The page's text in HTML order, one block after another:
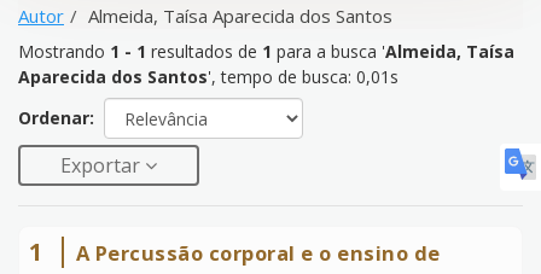
Autor Almeida, Taísa Aparecida dos Santos
Mostrando 1 - 1 resultados de 1 para a busca 'Almeida, Taísa
Aparecida dos Santos', tempo de busca: 0,01s
Ordenar:
Exportar
1
A Percussão corporal e o ensino de